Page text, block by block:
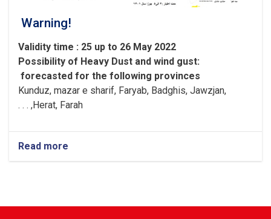
Warning!
Validity time : 25 up to 26 May 2022
:
Possibility of Heavy Dust and wind gust
forecasted for the following provinces
Kunduz, mazar e sharif, Faryab, Badghis, Jawzjan,
Herat, Farah, . . .
Read more